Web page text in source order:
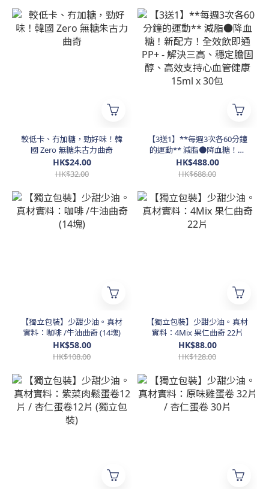
較低卡、冇加糖，勁好味！韓
國 Zero 無糖朱古力曲奇
HK$24.00
HK$32.00
【3送1】**每週3次各60分鐘
的運動** 減脂●降血糖！新
配方！全效飲即通 PP+ - 解決
三高、穩定膽固醇、高效支持
HK$488.00
HK$688.00
【獨立包裝】少甜少油。真材
實料：咖啡 /牛油曲奇 (14塊)
HK$58.00
HK$108.00
【獨立包裝】少甜少油。真材
實料：4Mix 果仁曲奇 22片
HK$88.00
HK$128.00